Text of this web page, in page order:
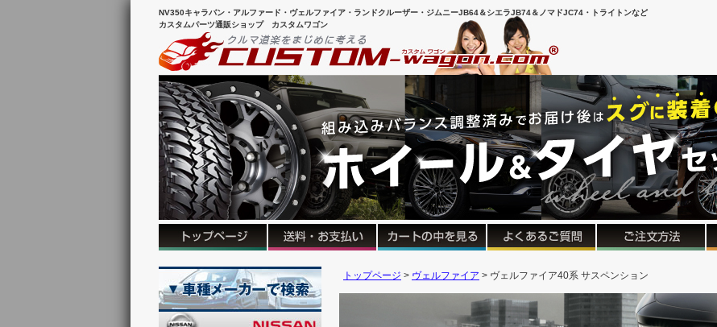
NV350キャラバン・アルファード・ヴェルファイア・ランドクルーザー・ジムニーJB64＆シエラJB74＆ノマドJC74・トライトンなど
カスタムパーツ通販ショップ カスタムワゴン
トップページ ヴェルファイア ヴェルファイア40系 サスペンション